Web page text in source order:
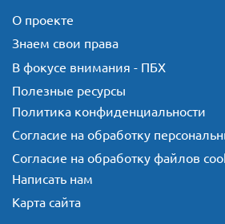
О проекте
Знаем свои права
В фокусе внимания - ПБХ
Полезные ресурсы
Политика конфиденциальности
Согласие на обработку
Согласие на обработку файлов
Написать нам
Карта сайта